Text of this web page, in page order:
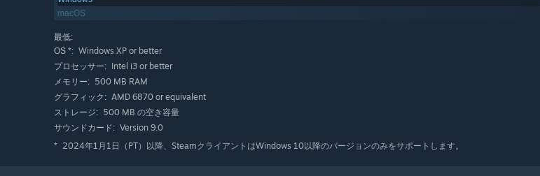
macOS
最低:
OS *: Windows XP or better
プロセッサー: Intel i3 or better
メモリー: 500 MB RAM
グラフィック: AMD 6870 or equivalent
ストレージ: 500 MB の空き容量
サウンドカード: Version 9.0
* 2024年1月1日（PT）以降、SteamクライアントはWindows 10以降のバージョンのみをサポートします。